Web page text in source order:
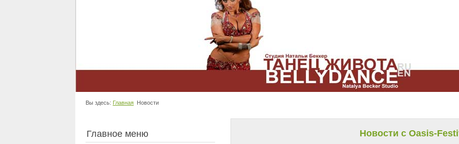
Вы здесь: Главная Новости
Главное меню Новости с Oasis-